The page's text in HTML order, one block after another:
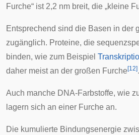
Furche“ ist 2,2 nm breit, die „kleine
Entsprechend sind die Basen in der
zugänglich. Proteine, die
binden, wie zum Beispiel
daher meist an der großen Furche [12].
Auch manche DNA-Farbstoffe, wie
lagern sich an einer Furche an.
Die kumulierte Bindungsenergie